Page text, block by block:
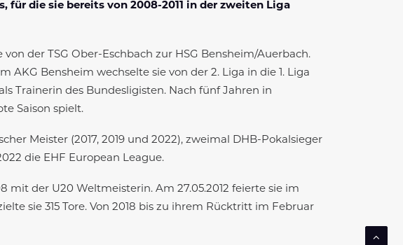
für die sie bereits von 2008-2011 in der zweiten Liga
der TSG Ober-Eschbach zur HSG Bensheim/Auerbach.
Bensheim wechselte sie von der 2. Liga in die 1. Liga
Trainerin des Bundesligisten. Nach fünf Jahren in
Saison spielt.
Meister (2017, 2019 und 2022), zweimal DHB-Pokalsieger
die EHF European League.
mit der U20 Weltmeisterin. Am 27.05.2012 feierte sie im
sie 315 Tore. Von 2018 bis zu ihrem Rücktritt im Februar